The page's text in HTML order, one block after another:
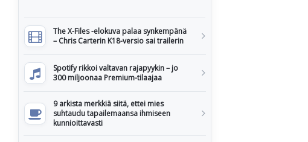
The X-Files -elokuva palaa synkempänä
– Chris Carterin K18-versio sai trailerin
Spotify rikkoi valtavan rajapyykin – jo
300 miljoonaa Premium-tilaajaa
9 arkista merkkiä siitä, ettei mies
suhtaudu tapailemaansa ihmiseen
kunnioittavasti